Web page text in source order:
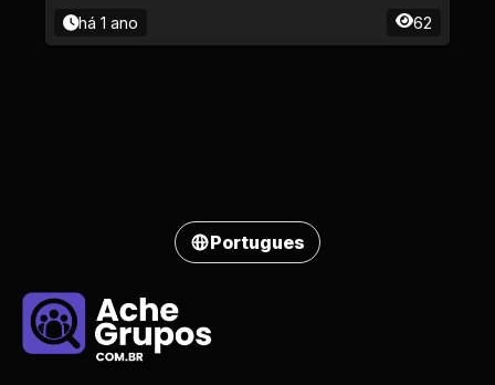
há 1 ano 62
Portugues